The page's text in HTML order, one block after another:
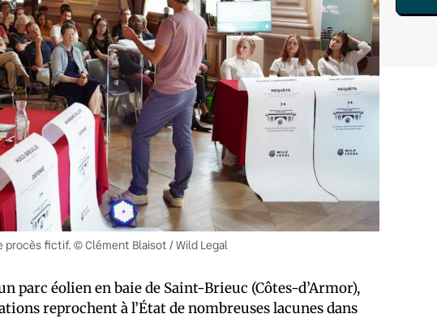
procès fictif. © Clément Blaisot / Wild Legal
parc éolien en baie de Saint-Brieuc (Côtes-d’Armor),
reprochent à l’État de nombreuses lacunes dans